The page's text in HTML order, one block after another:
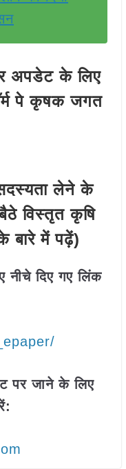
अपडेट के लिए
पे कृषक जगत
लेने के
विस्तृत कृषि
बारे में पढ़ें)
दिए गए लिंक
पर जाने के लिए